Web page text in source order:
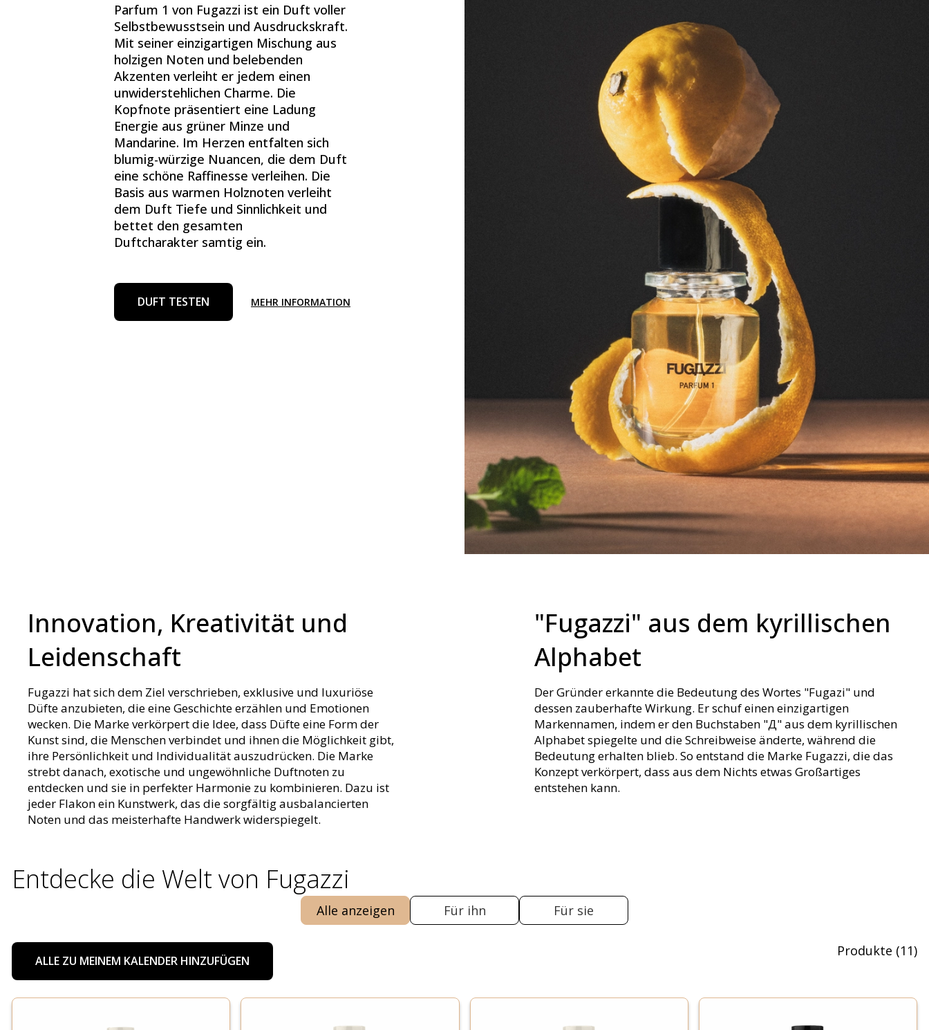
Parfum 1 von Fugazzi ist ein Duft voller
Selbstbewusstsein und Ausdruckskraft.
Mit seiner einzigartigen Mischung aus
holzigen Noten und belebenden
Akzenten verleiht er jedem einen
unwiderstehlichen Charme. Die
Kopfnote präsentiert eine Ladung
Energie aus grüner Minze und
Mandarine. Im Herzen entfalten sich
blumig-würzige Nuancen, die dem Duft
eine schöne Raffinesse verleihen. Die
Basis aus warmen Holznoten verleiht
dem Duft Tiefe und Sinnlichkeit und
bettet den gesamten
Duftcharakter samtig ein.
DUFT TESTEN MEHR INFORMATION
Innovation, Kreativität und
Leidenschaft
Fugazzi hat sich dem Ziel verschrieben, exklusive und luxuriöse
Düfte anzubieten, die eine Geschichte erzählen und Emotionen
wecken. Die Marke verkörpert die Idee, dass Düfte eine Form der
Kunst sind, die Menschen verbindet und ihnen die Möglichkeit gibt,
ihre Persönlichkeit und Individualität auszudrücken. Die Marke
strebt danach, exotische und ungewöhnliche Duftnoten zu
entdecken und sie in perfekter Harmonie zu kombinieren. Dazu ist
jeder Flakon ein Kunstwerk, das die sorgfältig ausbalancierten
Noten und das meisterhafte Handwerk widerspiegelt.
"Fugazzi" aus dem kyrillischen
Alphabet
Der Gründer erkannte die Bedeutung des Wortes "Fugazi" und
dessen zauberhafte Wirkung. Er schuf einen einzigartigen
Markennamen, indem er den Buchstaben "Д" aus dem kyrillischen
Alphabet spiegelte und die Schreibweise änderte, während die
Bedeutung erhalten blieb. So entstand die Marke Fugazzi, die das
Konzept verkörpert, dass aus dem Nichts etwas Großartiges
entstehen kann.
Entdecke die Welt von Fugazzi
Alle anzeigen Für ihn Für sie
ALLE ZU MEINEM KALENDER HINZUFÜGEN
Produkte (11)